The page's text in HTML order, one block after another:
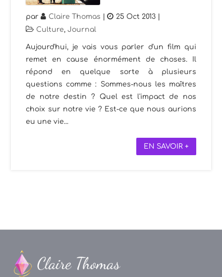
par Claire Thomas | 25 Oct 2013 |
Culture,Journal
Aujourd'hui, je vais vous parler d'un film qui
remet en cause énormément de choses. Il
répond en quelque sorte à plusieurs
questions comme : Sommes-nous les maîtres
de notre destin ? Quel est l'impact de nos
choix sur notre vie ? Est-ce que nous aurions
eu une vie...
EN SAVOIR +